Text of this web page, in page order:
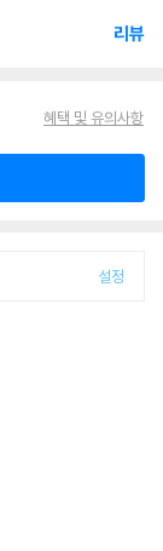
리뷰
혜택 및 유의사항
설정